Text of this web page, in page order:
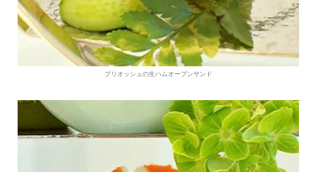
ブリオッシュの生ハムオープンサンド